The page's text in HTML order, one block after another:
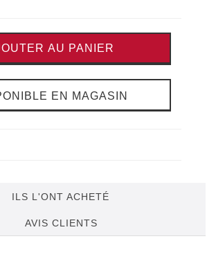
AU PANIER
EN MAGASIN
ILS L'ONT ACHETÉ
AVIS CLIENTS